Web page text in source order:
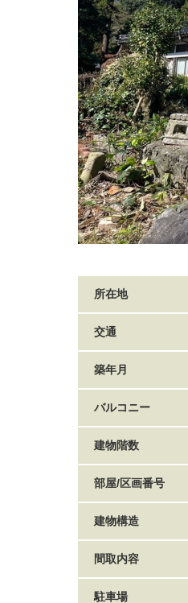
所在地
交通
築年月
バルコニー
建物階数
部屋/区画番号
建物構造
間取内容
駐車場